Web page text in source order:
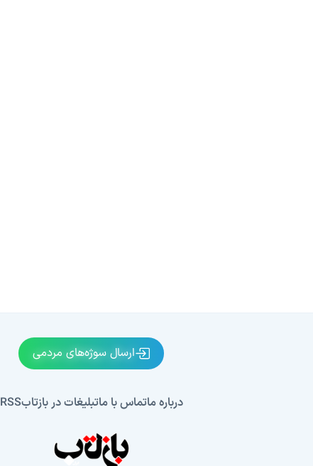
ارسال سوژه‌های مردمی
درباره ماتماس با ماتبلیغات در بازتابRSS